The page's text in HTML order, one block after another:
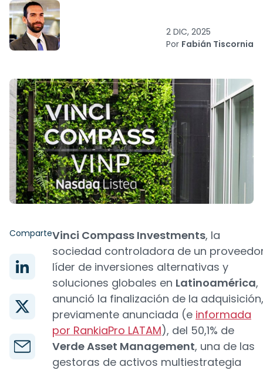
2 DIC, 2025
Por Fabián Tiscornia
ComparteVinci Compass Investments, la
sociedad controladora de un
líder de inversiones alternativas y
soluciones globales en Latinoamérica,
anunció la finalización de la adquisición,
previamente anunciada (e informada
por RankiaPro LATAM), del 50,1% de
Verde Asset Management, una de las
gestoras de activos multiestrategia